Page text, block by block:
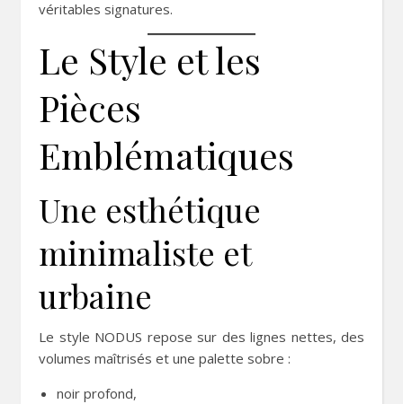
véritables signatures.
Le Style et les
Pièces
Emblématiques
Une esthétique
minimaliste et
urbaine
Le style NODUS repose sur des lignes nettes, des
volumes maîtrisés et une palette sobre :
noir profond,